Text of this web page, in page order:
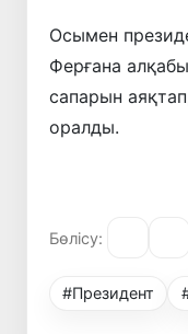
Осымен
Ферғана
сапарын
оралды.
Бөлісу:
#Президент